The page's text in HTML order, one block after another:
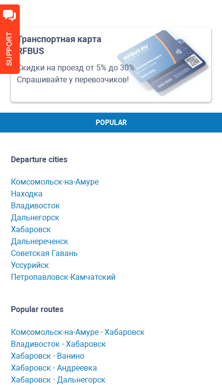
Транспортная карта
RFBUS
Скидки на проезд от 5% до 30%.
Спрашивайте у перевозчиков!
POPULAR
Departure cities
Комсомольск-на-Амуре
Находка
Владивосток
Дальнегорск
Хабаровск
Дальнереченск
Советская Гавань
Уссурийск
Петропавловск-Камчатский
Popular routes
Комсомольск-нa-Амуре - Хaбaровск
Владивосток - Хабаровск
Хaбaровск - Ванино
Хабаровск - Андреевка
Хабаровск - Дальнегорск